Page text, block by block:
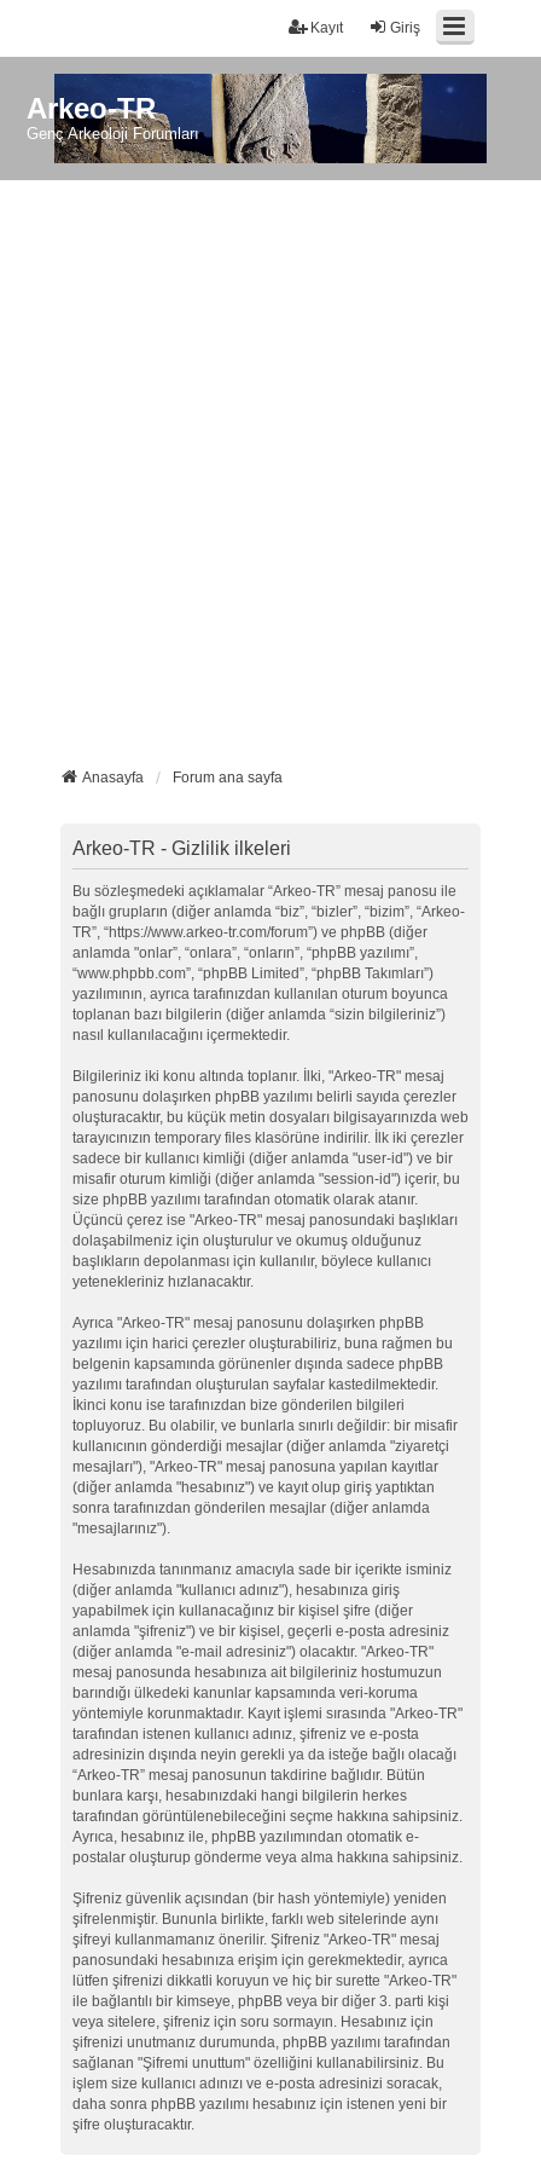
Giriş
Kayıt
Arkeo-TR
Genç Arkeoloji Forumları
Anasayfa Forum ana sayfa
Arkeo-TR - Gizlilik ilkeleri
Bu sözleşmedeki açıklamalar “Arkeo-TR” mesaj panosu ile
bağlı grupların (diğer anlamda “biz”, “bizler”, “bizim”, “Arkeo-
TR”, “https://www.arkeo-tr.com/forum”) ve phpBB (diğer
anlamda "onlar”, “onlara”, “onların”, “phpBB yazılımı”,
“www.phpbb.com”, “phpBB Limited”, “phpBB Takımları”)
yazılımının, ayrıca tarafınızdan kullanılan oturum boyunca
toplanan bazı bilgilerin (diğer anlamda “sizin bilgileriniz”)
nasıl kullanılacağını içermektedir.
Bilgileriniz iki konu altında toplanır. İlki, "Arkeo-TR" mesaj
panosunu dolaşırken phpBB yazılımı belirli sayıda çerezler
oluşturacaktır, bu küçük metin dosyaları bilgisayarınızda web
tarayıcınızın temporary files klasörüne indirilir. İlk iki çerezler
sadece bir kullanıcı kimliği (diğer anlamda "user-id") ve bir
misafir oturum kimliği (diğer anlamda "session-id") içerir, bu
size phpBB yazılımı tarafından otomatik olarak atanır.
Üçüncü çerez ise "Arkeo-TR" mesaj panosundaki başlıkları
dolaşabilmeniz için oluşturulur ve okumuş olduğunuz
başlıkların depolanması için kullanılır, böylece kullanıcı
yetenekleriniz hızlanacaktır.
Ayrıca "Arkeo-TR" mesaj panosunu dolaşırken phpBB
yazılımı için harici çerezler oluşturabiliriz, buna rağmen bu
belgenin kapsamında görünenler dışında sadece phpBB
yazılımı tarafından oluşturulan sayfalar kastedilmektedir.
İkinci konu ise tarafınızdan bize gönderilen bilgileri
topluyoruz. Bu olabilir, ve bunlarla sınırlı değildir: bir misafir
kullanıcının gönderdiği mesajlar (diğer anlamda "ziyaretçi
mesajları"), "Arkeo-TR" mesaj panosuna yapılan kayıtlar
(diğer anlamda "hesabınız") ve kayıt olup giriş yaptıktan
sonra tarafınızdan gönderilen mesajlar (diğer anlamda
"mesajlarınız").
Hesabınızda tanınmanız amacıyla sade bir içerikte isminiz
(diğer anlamda "kullanıcı adınız"), hesabınıza giriş
yapabilmek için kullanacağınız bir kişisel şifre (diğer
anlamda "şifreniz") ve bir kişisel, geçerli e-posta adresiniz
(diğer anlamda "e-mail adresiniz") olacaktır. "Arkeo-TR"
mesaj panosunda hesabınıza ait bilgileriniz hostumuzun
barındığı ülkedeki kanunlar kapsamında veri-koruma
yöntemiyle korunmaktadır. Kayıt işlemi sırasında "Arkeo-TR"
tarafından istenen kullanıcı adınız, şifreniz ve e-posta
adresinizin dışında neyin gerekli ya da isteğe bağlı olacağı
“Arkeo-TR” mesaj panosunun takdirine bağlıdır. Bütün
bunlara karşı, hesabınızdaki hangi bilgilerin herkes
tarafından görüntülenebileceğini seçme hakkına sahipsiniz.
Ayrıca, hesabınız ile, phpBB yazılımından otomatik e-
postalar oluşturup gönderme veya alma hakkına sahipsiniz.
Şifreniz güvenlik açısından (bir hash yöntemiyle) yeniden
şifrelenmiştir. Bununla birlikte, farklı web sitelerinde aynı
şifreyi kullanmamanız önerilir. Şifreniz "Arkeo-TR" mesaj
panosundaki hesabınıza erişim için gerekmektedir, ayrıca
lütfen şifrenizi dikkatli koruyun ve hiç bir surette "Arkeo-TR"
ile bağlantılı bir kimseye, phpBB veya bir diğer 3. parti kişi
veya sitelere, şifreniz için soru sormayın. Hesabınız için
şifrenizi unutmanız durumunda, phpBB yazılımı tarafından
sağlanan "Şifremi unuttum" özelliğini kullanabilirsiniz. Bu
işlem size kullanıcı adınızı ve e-posta adresinizi soracak,
daha sonra phpBB yazılımı hesabınız için istenen yeni bir
şifre oluşturacaktır.